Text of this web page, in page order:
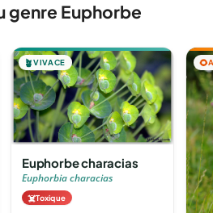
genre Euphorbe
🪴VIVACE
Euphorbe characias
Euphorbia characias
☠️Toxique
🌻